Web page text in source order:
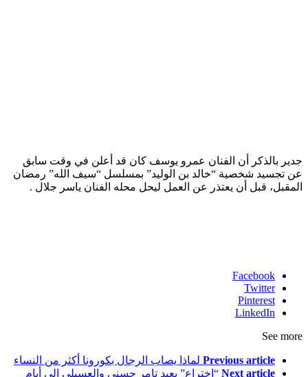
جدير بالذكر أن الفنان عمرو يوسف كان قد أعلن في وقت سابق
عن تجسيد شخصية “خالد بن الوليد” بمسلسل “سيف الله” رمضان
المقبل، قبل أن يعتذر عن العمل ليحل محله الفنان ياسر جلال .
Facebook
Twitter
Pinterest
LinkedIn
See more
Previous article لماذا يصاب الرجال بكورونا أكثر من النساء
Next article “اختراع” يعيد تامر حسني والعسيلي إلى أيام